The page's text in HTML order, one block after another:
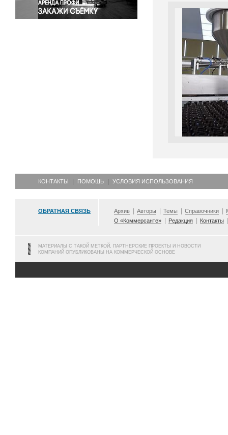
КОНТАКТЫ ПОМОЩЬ УСЛОВИЯ ИСПОЛЬЗОВАНИЯ
ОБРАТНАЯ СВЯЗЬ Архив Авторы Темы Справочники
О «Коммерсанте»
Редакция Контакты
МАТЕРИАЛЫ С ТАКОЙ МЕТКОЙ, ПАРТНЕРСКИЕ ПРОЕКТЫ И НОВОСТИ
КОМПАНИЙ ОПУБЛИКОВАНЫ НА КОММЕРЧЕСКОЙ ОСНОВЕ